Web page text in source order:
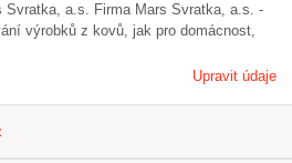
Svratka, a.s. Firma Mars Svratka, a.s. -
výrobků z kovů, jak pro domácnost,
Upravit údaje